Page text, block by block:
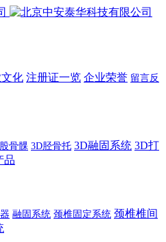
化 注册证一览 企业荣誉 留言反
骨髁 3D胫骨托 3D融固系统 3D打
品
融固系统 颈椎固定系统 颈椎椎间